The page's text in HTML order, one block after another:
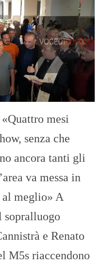
mesi
senza che
ancora tanti gli
va messa in
al meglio» A
sopralluogo
e Renato
M5s riaccendono